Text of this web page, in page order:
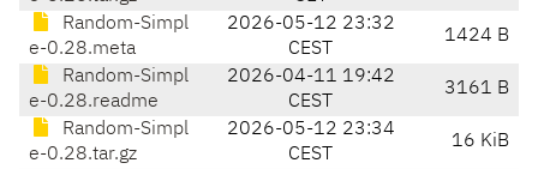
Random-Simpl
e-0.28.meta
2026-05-12 23:32
CEST
1424 B
Random-Simpl
e-0.28.readme
2026-04-11 19:42
CEST
3161 B
Random-Simpl
e-0.28.tar.gz
2026-05-12 23:34
CEST
16 KiB